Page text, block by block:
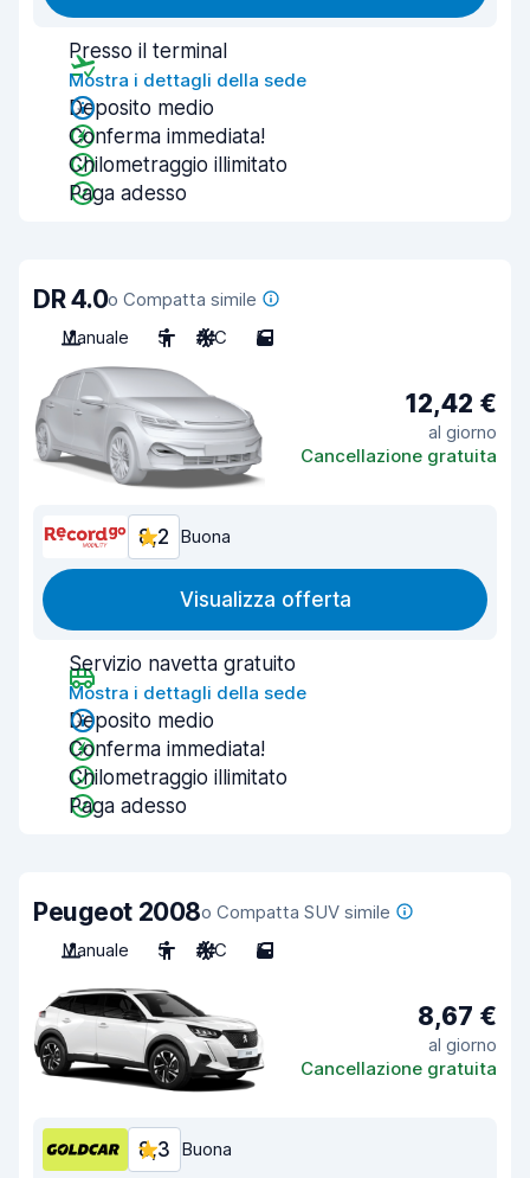
Presso il terminal
Mostra i dettagli della sede
Deposito medio
Conferma immediata!
Chilometraggio illimitato
Paga adesso
DR 4.0o Compatta simile
Manuale
5 A/C 5
12,42 €
al giorno
Cancellazione gratuita
8,2 Buona
Visualizza offerta
Servizio navetta gratuito
Mostra i dettagli della sede
Deposito medio
Conferma immediata!
Chilometraggio illimitato
Paga adesso
Peugeot 2008o Compatta SUV simile
Manuale
5 A/C 5
8,67 €
al giorno
Cancellazione gratuita
8,3 Buona